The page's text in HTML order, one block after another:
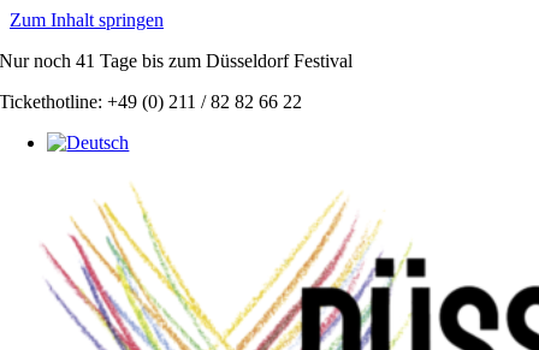
Zum Inhalt springen
Nur noch41 Tagebis zum Düsseldorf Festival
Tickethotline: +49 (0) 211 / 82 82 66 22